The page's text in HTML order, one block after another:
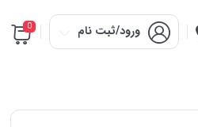
ورود/ثبت نام 0